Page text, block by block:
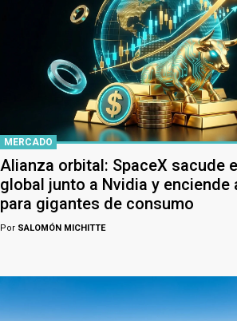
MERCADO
Alianza orbital: SpaceX sacude
global junto a Nvidia y enciende
para gigantes de consumo
Por SALOMÓN MICHITTE